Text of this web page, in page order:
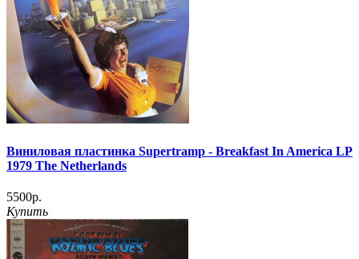
Виниловая пластинка Supertramp ‎- Breakfast In America LP
1979 The Netherlands
5500р.
Купить